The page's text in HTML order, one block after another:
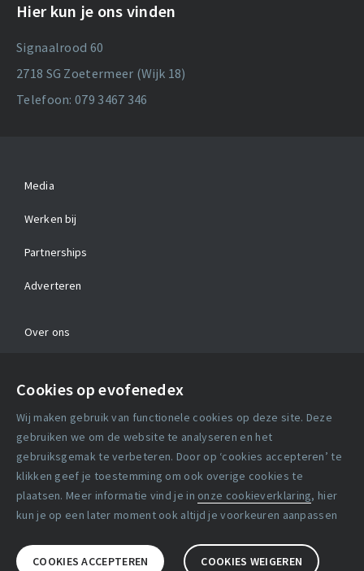
Cookies op evofenedex
Wij maken gebruik van functionele cookies op deze site. Deze
gebruiken we om de website te analyseren en het
gebruiksgemak te verbeteren. Door op ‘cookies accepteren’ te
klikken geef je toestemming om ook overige cookies te
plaatsen. Meer informatie vind je in onze cookieverklaring, hier
kun je op een later moment ook altijd je voorkeuren aanpassen
COOKIES ACCEPTEREN COOKIES WEIGEREN
Hier kun je ons vinden
Signaalrood 60
2718 SG Zoetermeer (Wijk 18)
Telefoon: 079 3467 346
Media
Werken bij
Partnerships
Adverteren
Over ons
Algemene voorwaarden
Cookie verklaring
Copyright statement
Lidmaatschapsvoorwaarden
Disclaimer